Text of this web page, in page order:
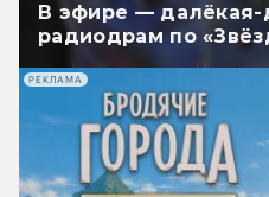
В эфире — далёкая-
радиодрам по
РЕКЛАМА